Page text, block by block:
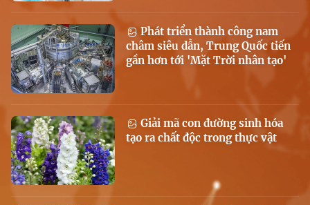
Phát triển thành công nam
châm siêu dẫn, Trung Quốc tiến
gần hơn tới 'Mặt Trời nhân tạo'
Giải mã con đường sinh hóa
tạo ra chất độc trong thực vật